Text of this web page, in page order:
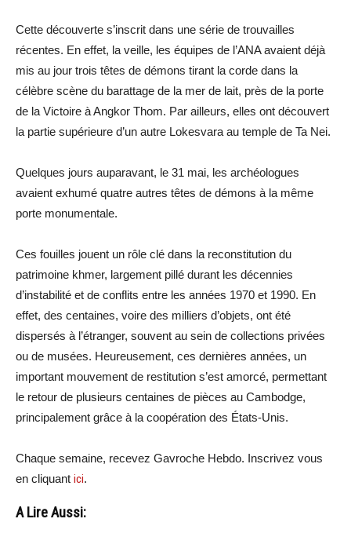
Cette découverte s’inscrit dans une série de trouvailles
récentes. En effet, la veille, les équipes de l’ANA avaient déjà
mis au jour trois têtes de démons tirant la corde dans la
célèbre scène du barattage de la mer de lait, près de la porte
de la Victoire à Angkor Thom. Par ailleurs, elles ont découvert
la partie supérieure d’un autre Lokesvara au temple de Ta Nei.
Quelques jours auparavant, le 31 mai, les archéologues
avaient exhumé quatre autres têtes de démons à la même
porte monumentale.
Ces fouilles jouent un rôle clé dans la reconstitution du
patrimoine khmer, largement pillé durant les décennies
d’instabilité et de conflits entre les années 1970 et 1990. En
effet, des centaines, voire des milliers d’objets, ont été
dispersés à l’étranger, souvent au sein de collections privées
ou de musées. Heureusement, ces dernières années, un
important mouvement de restitution s’est amorcé, permettant
le retour de plusieurs centaines de pièces au Cambodge,
principalement grâce à la coopération des États-Unis.
Chaque semaine, recevez Gavroche Hebdo. Inscrivez vous
en cliquant ici.
A Lire Aussi: